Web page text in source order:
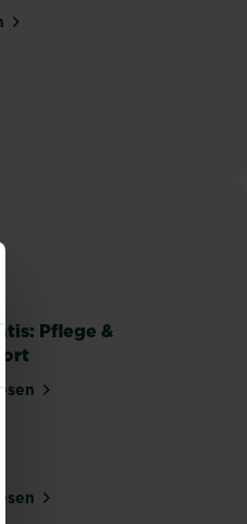
Echeveria
Pflege &
über Clematis: Pflege &
über Fichte